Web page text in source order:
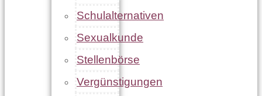
Schulalternativen
Sexualkunde
Stellenbörse
Vergünstigungen